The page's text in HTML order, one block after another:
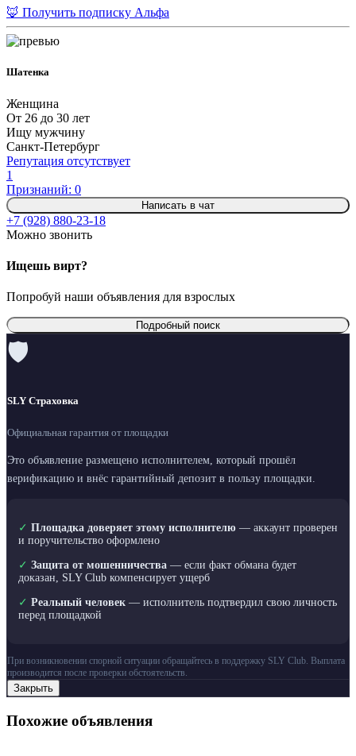
🦊 Получить подписку Альфа
Шатенка
Женщина
От 26 до 30 лет
Ищу мужчину
Санкт-Петербург
Репутация отсутствует
1
Признаний: 0
Написать в чат
+7 (928) 880-23-18
Можно звонить
Ищешь вирт?
Попробуй наши объявления для взрослых
Подробный поиск
🛡
SLY Страховка
Официальная гарантия от площадки
Это объявление размещено исполнителем, который прошёл
верификацию и внёс гарантийный депозит в пользу площадки.
✓ Площадка доверяет этому исполнителю — аккаунт проверен
и поручительство оформлено
✓ Защита от мошенничества — если факт обмана будет
доказан, SLY Club компенсирует ущерб
✓ Реальный человек — исполнитель подтвердил свою личность
перед площадкой
При возникновении спорной ситуации обращайтесь в поддержку SLY Club. Выплата
производится после проверки обстоятельств.
Закрыть
Похожие объявления